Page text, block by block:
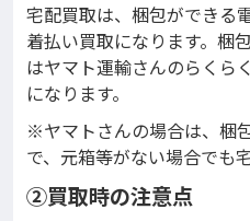
宅配買取は、梱包ができる
着払い買取になります。梱
はヤマト運輸さんのらくら
になります。
※ヤマトさんの場合は、梱
で、元箱等がない場合でも
②買取時の注意点